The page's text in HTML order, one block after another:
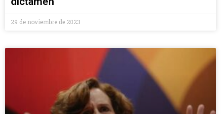
29 de noviembre de 2023